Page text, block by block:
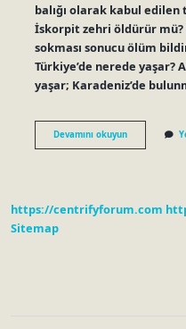
balığı olarak kabul edilen
İskorpit zehri öldürür mü?
sokması sonucu ölüm
Türkiye’de nerede yaşar?
yaşar; Karadeniz’de
Devamını okuyunLipsoz
Balığı
https://centrifyforum.com
Sitemap